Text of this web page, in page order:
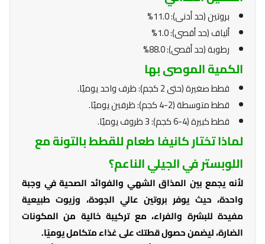
بروتين (حد أدنى): 11.0%
ألياف (حد أقصى): 1.0%
رطوبة (حد أقصى): 88.0%
الكمية الموصى بها
قطط صغيرة (حتى 2 كجم): ظرف واحد يوميًا.
قطط متوسطة (2-4 كجم): ظرفين يوميًا.
قطط كبيرة (4-6 كجم): 3 ظروف يوميًا.
لماذا تختار كانيفا طعام للقطط بالتونة مع
اللوبستر في الجيلي الناعم؟
لأنه يجمع بين المذاق الشهي والفوائد الصحية في وجبة
واحدة، حيث يوفر بروتين عالي الجودة، وزيوت طبيعية
مفيدة للبشرة والفراء، مع تركيبة خالية من المكونات
الضارة، ليضمن حصول قطتك على غذاء متكامل يوميًا.